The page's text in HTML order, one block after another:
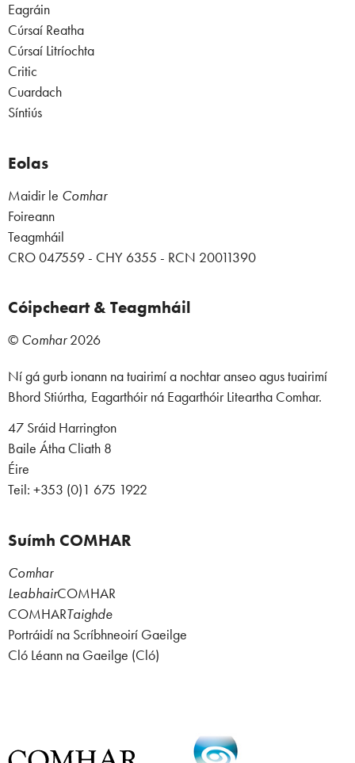
Eagráin
Cúrsaí Reatha
Cúrsaí Litríochta
Critic
Cuardach
Síntiús
Eolas
Maidir le Comhar
Foireann
Teagmháil
CRO 047559 - CHY 6355 - RCN 20011390
Cóipcheart & Teagmháil
© Comhar2026
Ní gá gurb ionann na tuairimí a nochtar anseo agus tuairimí
Bhord Stiúrtha, Eagarthóir ná Eagarthóir Liteartha Comhar.
47 Sráid Harrington
Baile Átha Cliath 8
Éire
Teil: +353 (0)1 675 1922
Suímh COMHAR
Comhar
LeabhairCOMHAR
COMHARTaighde
Portráidí na Scríbhneoirí Gaeilge
Cló Léann na Gaeilge (Cló)